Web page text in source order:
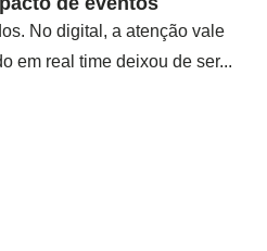
No digital, a atenção vale
em real time deixou de ser...